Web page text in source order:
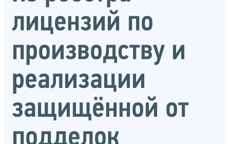
лицензий по
производству и
реализации
защищённой от